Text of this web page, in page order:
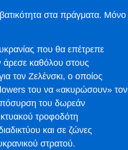
στα πράγματα. Μόνο
που θα επέτρεπε
άρεσε καθόλου στους
τον Ζελένσκι, ο οποίος
του να «ακυρώσουν» τον
του δωρεάν
τροφοδότη
και σε ζώνες
στρατού.